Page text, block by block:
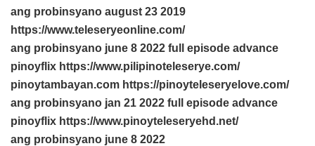
ang probinsyano august 23 2019
https://www.teleseryeonline.com/
ang probinsyano june 8 2022 full episode advance
pinoyflix https://www.pilipinoteleserye.com/
pinoytambayan.com https://pinoyteleseryelove.com/
ang probinsyano jan 21 2022 full episode advance
pinoyflix https://www.pinoyteleseryehd.net/
ang probinsyano june 8 2022